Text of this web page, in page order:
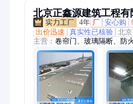
北京正鑫源建筑工程有
4年 厂 安心购
出价迅速
真实性已核验 北京
主营： 卷帘门、玻璃隔断、防
断、防水隔断、防火隔板、防
火硅胶布、固定式玻璃、工程
公共卫生间隔断、防火岩棉
门、断桥阳光房、防火门、
门、挡烟隔断